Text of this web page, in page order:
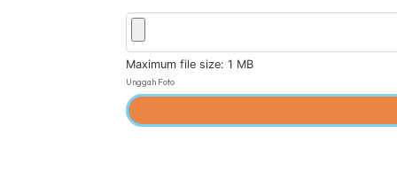
Maximum file size: 1 MB
Unggah Foto